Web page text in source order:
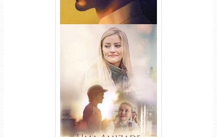
Uma Amizade para Recordar
Torrent (2025) WEB-DL 1080p
Dual Áudio